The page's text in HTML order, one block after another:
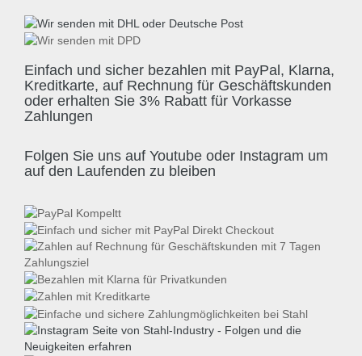
Einfach und sicher bezahlen mit PayPal, Klarna,
Kreditkarte, auf Rechnung für Geschäftskunden
oder erhalten Sie 3% Rabatt für Vorkasse
Zahlungen
Folgen Sie uns auf Youtube oder Instagram um
auf den Laufenden zu bleiben